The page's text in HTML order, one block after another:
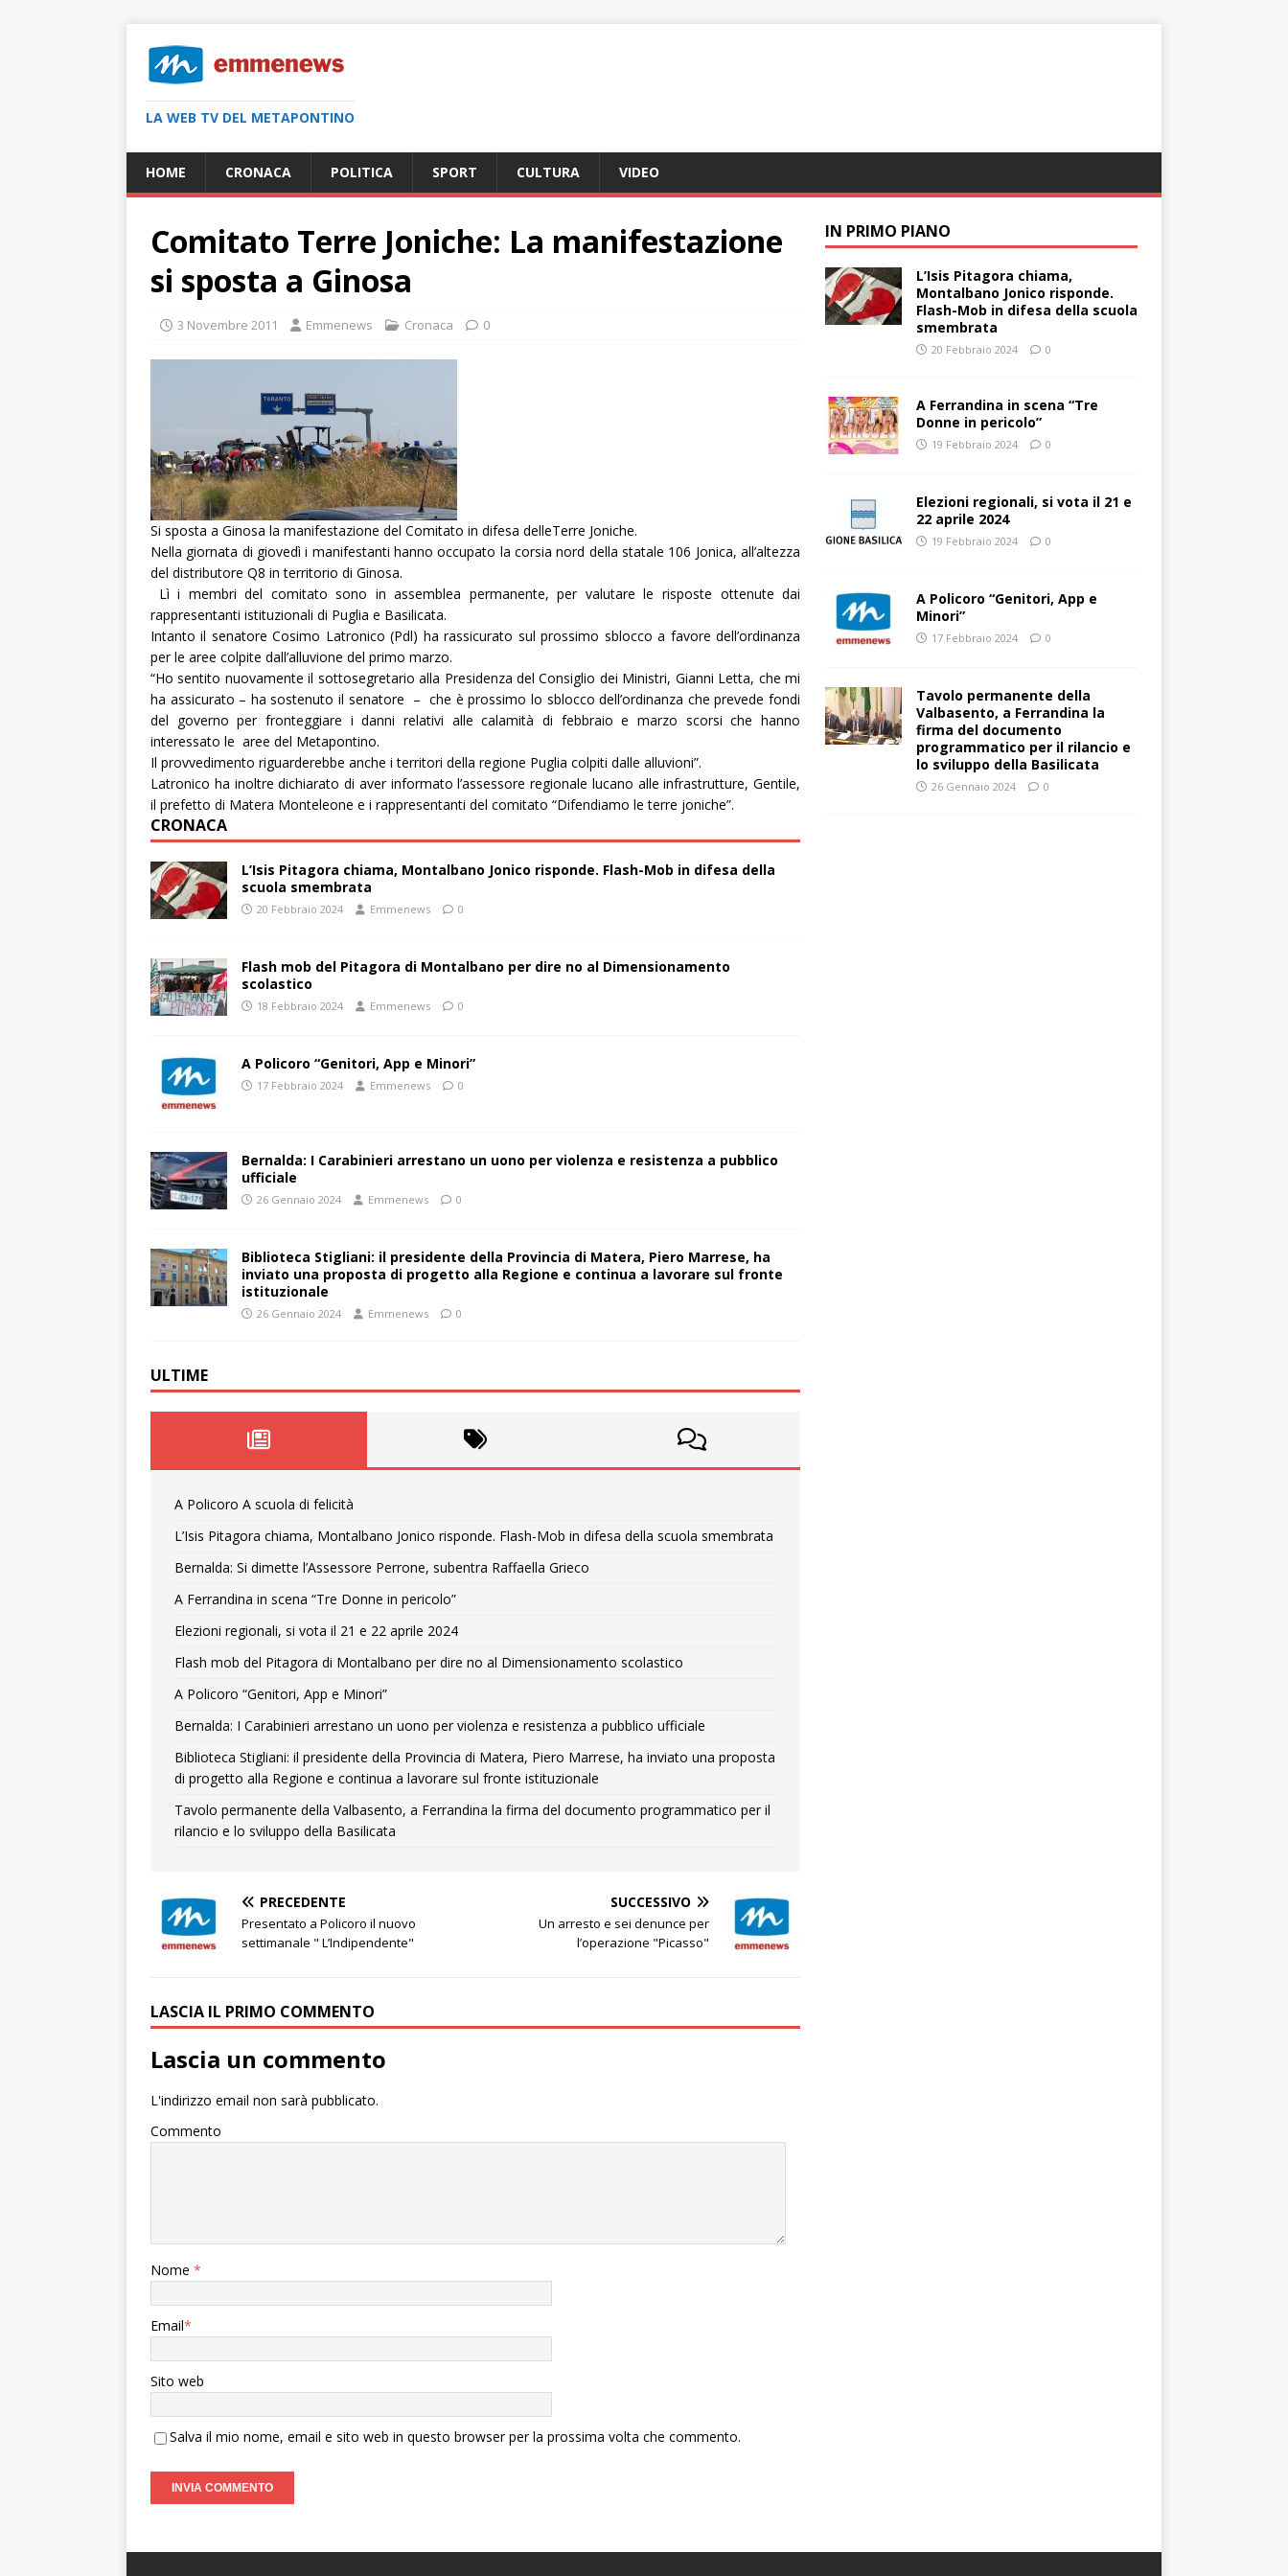
LA WEB TV DEL METAPONTINO
HOME CRONACA POLITICA SPORT CULTURA VIDEO
Comitato Terre Joniche: La manifestazione
si sposta a Ginosa
3 Novembre 2011 Emmenews Cronaca 0
Si sposta a Ginosa la manifestazione del Comitato in difesa delleTerre Joniche.
Nella giornata di giovedì i manifestanti hanno occupato la corsia nord della statale 106 Jonica, all’altezza
del distributore Q8 in territorio di Ginosa.
Lì i membri del comitato sono in assemblea permanente, per valutare le risposte ottenute dai
rappresentanti istituzionali di Puglia e Basilicata.
Intanto il senatore Cosimo Latronico (Pdl) ha rassicurato sul prossimo sblocco a favore dell’ordinanza
per le aree colpite dall’alluvione del primo marzo.
“Ho sentito nuovamente il sottosegretario alla Presidenza del Consiglio dei Ministri, Gianni Letta, che mi
ha assicurato – ha sostenuto il senatore – che è prossimo lo sblocco dell’ordinanza che prevede fondi
del governo per fronteggiare i danni relativi alle calamità di febbraio e marzo scorsi che hanno
interessato le aree del Metapontino.
Il provvedimento riguarderebbe anche i territori della regione Puglia colpiti dalle alluvioni”.
Latronico ha inoltre dichiarato di aver informato l’assessore regionale lucano alle infrastrutture, Gentile,
il prefetto di Matera Monteleone e i rappresentanti del comitato “Difendiamo le terre joniche”.
CRONACA
L’Isis Pitagora chiama, Montalbano Jonico risponde. Flash-Mob in difesa della
scuola smembrata
20 Febbraio 2024 Emmenews 0
Flash mob del Pitagora di Montalbano per dire no al Dimensionamento
scolastico
18 Febbraio 2024 Emmenews 0
A Policoro “Genitori, App e Minori”
17 Febbraio 2024 Emmenews 0
Bernalda: I Carabinieri arrestano un uono per violenza e resistenza a pubblico
ufficiale
26 Gennaio 2024 Emmenews 0
Biblioteca Stigliani: il presidente della Provincia di Matera, Piero Marrese, ha
inviato una proposta di progetto alla Regione e continua a lavorare sul fronte
istituzionale
26 Gennaio 2024 Emmenews 0
ULTIME
A Policoro A scuola di felicità
L’Isis Pitagora chiama, Montalbano Jonico risponde. Flash-Mob in difesa della scuola smembrata
Bernalda: Si dimette l’Assessore Perrone, subentra Raffaella Grieco
A Ferrandina in scena “Tre Donne in pericolo”
Elezioni regionali, si vota il 21 e 22 aprile 2024
Flash mob del Pitagora di Montalbano per dire no al Dimensionamento scolastico
A Policoro “Genitori, App e Minori”
Bernalda: I Carabinieri arrestano un uono per violenza e resistenza a pubblico ufficiale
Biblioteca Stigliani: il presidente della Provincia di Matera, Piero Marrese, ha inviato una proposta
di progetto alla Regione e continua a lavorare sul fronte istituzionale
Tavolo permanente della Valbasento, a Ferrandina la firma del documento programmatico per il
rilancio e lo sviluppo della Basilicata
PRECEDENTE
Presentato a Policoro il nuovo
settimanale " L’Indipendente"
SUCCESSIVO
Un arresto e sei denunce per
l’operazione "Picasso"
LASCIA IL PRIMO COMMENTO
Lascia un commento
L'indirizzo email non sarà pubblicato.
Commento
Nome *
Email*
Sito web
Salva il mio nome, email e sito web in questo browser per la prossima volta che commento.
IN PRIMO PIANO
L’Isis Pitagora chiama,
Montalbano Jonico risponde.
Flash-Mob in difesa della scuola
smembrata
20 Febbraio 2024 0
A Ferrandina in scena “Tre
Donne in pericolo”
19 Febbraio 2024 0
Elezioni regionali, si vota il 21 e
22 aprile 2024
19 Febbraio 2024 0
A Policoro “Genitori, App e
Minori”
17 Febbraio 2024 0
Tavolo permanente della
Valbasento, a Ferrandina la
firma del documento
programmatico per il rilancio e
lo sviluppo della Basilicata
26 Gennaio 2024 0